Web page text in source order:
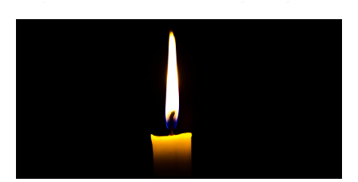
силы перед долгой зимовкой.